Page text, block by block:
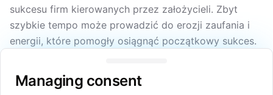
sukcesu firm kierowanych przez założycieli. Zbyt
szybkie tempo może prowadzić do erozji zaufania i
energii, które pomogły osiągnąć początkowy sukces.
mnie, co chcesz zachować?
następców powinno być czasem słuchania, obserwacji
Managing consent
Managing consent